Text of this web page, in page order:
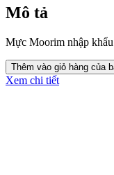
Mô tả
Mực Moorim nhập
Xem chi tiết